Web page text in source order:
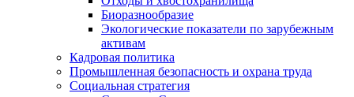
Биоразнообразие
Экологические показатели по зарубежным
активам
Кадровая политика
Промышленная безопасность и охрана труда
Социальная стратегия